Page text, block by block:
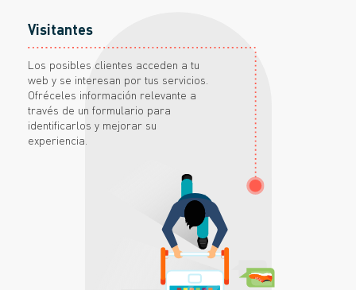
Visitantes
Los posibles clientes acceden a tu
web y se interesan por tus servicios.
Ofréceles información relevante a
través de un formulario para
identificarlos y mejorar su
experiencia.